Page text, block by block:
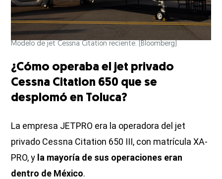
Modelo de jet Cessna Citation reciente. (Bloomberg)
¿Cómo operaba el jet privado
Cessna Citation 650 que se
desplomó en Toluca?
La empresa JETPRO era la operadora del jet
privado Cessna Citation 650 III, con matrícula XA-
PRO, y la mayoría de sus operaciones eran
dentro de México.